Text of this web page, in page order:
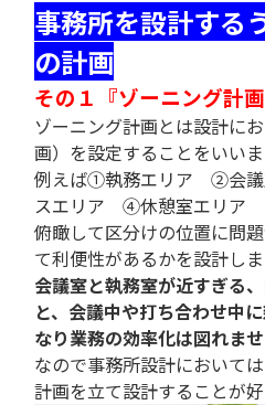
事務所を設計する
の計画
その１『ゾーニング計画
ゾーニング計画とは設計に
画）を設定することをいいま
例えば①執務エリア ②会
スエリア ④休憩室エリア
俯瞰して区分けの位置に問
て利便性があるかを設計しま
会議室と執務室が近すぎる
と、会議中や打ち合わせ中
なり業務の効率化は図れませ
なので事務所設計において
計画を立て設計することが